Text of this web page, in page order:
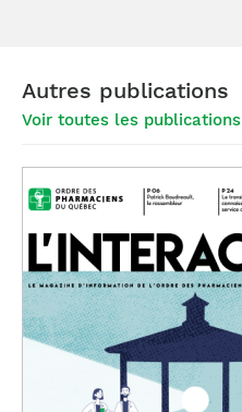
Autres publications
Voir toutes les publications